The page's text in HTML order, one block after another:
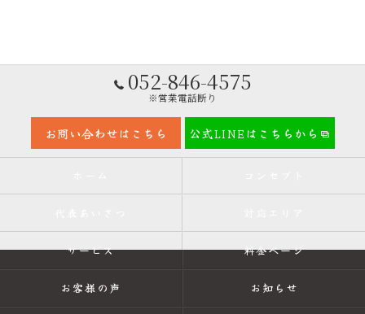
052-846-4575
※営業電話断り
お問い合わせはこちら 公式LINEはこちらから
サービス 料金ページ
お客様の声 お知らせ